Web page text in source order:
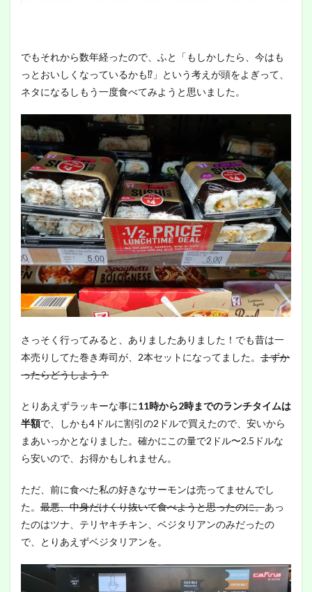
でもそれから数年経ったので、ふと「もしかしたら、今はも
っとおいしくなっているかも⁉︎」という考えが頭をよぎって、
ネタになるしもう一度食べてみようと思いました。
さっそく行ってみると、ありましたありました！でも昔は一
本売りしてた巻き寿司が、2本セットになってました。 まずか
ったらどうしよう？
とりあえずラッキーな事に11時から2時までのランチタイムは
半額で、しかも4ドルに割引の2ドルで買えたので、安いから
まあいっかとなりました。確かにこの量で2ドル〜2.5ドルな
ら安いので、お得かもしれません。
ただ、前に食べた私の好きなサーモンは売ってませんでし
た。 最悪、中身だけくり抜いて食べようと思ったのに。あっ
たのはツナ、テリヤキチキン、ベジタリアンのみだったの
で、とりあえずベジタリアンを。